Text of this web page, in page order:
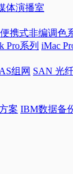
体演播室
便携式非编调色
Pro系列 iMac
组网 SAN 光
案 IBM数据备